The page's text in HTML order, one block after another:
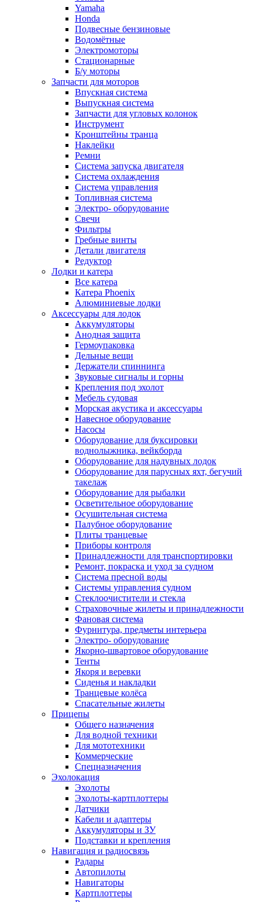
Yamaha
Honda
Подвесные бензиновые
Водомётные
Электромоторы
Стационарные
Б/у моторы
Запчасти для моторов
Впускная система
Выпускная система
Запчасти для угловых колонок
Инструмент
Кронштейны транца
Наклейки
Ремни
Система запуска двигателя
Система охлаждения
Система управления
Топливная система
Электро- оборудование
Свечи
Фильтры
Гребные винты
Детали двигателя
Редуктор
Лодки и катера
Все катера
Катера Phoenix
Алюминиевые лодки
Аксессуары для лодок
Аккумуляторы
Анодная защита
Гермоупаковка
Дельные вещи
Держатели спиннинга
Звуковые сигналы и горны
Крепления под эхолот
Мебель судовая
Морская акустика и аксессуары
Навесное оборудование
Насосы
Оборудование для буксировки
воднолыжника, вейкборда
Оборудование для надувных лодок
Оборудование для парусных яхт, бегучий
такелаж
Оборудование для рыбалки
Осветительное оборудование
Осушительная система
Палубное оборудование
Плиты транцевые
Приборы контроля
Принадлежности для транспортировки
Ремонт, покраска и уход за судном
Система пресной воды
Системы управления судном
Стеклоочистители и стекла
Страховочные жилеты и принадлежности
Фановая система
Фурнитура, предметы интерьера
Электро- оборудование
Якорно-швартовое оборудование
Тенты
Якоря и веревки
Сиденья и накладки
Транцевые колёса
Спасательные жилеты
Прицепы
Общего назначения
Для водной техники
Для мототехники
Коммерческие
Спецназначения
Эхолокация
Эхолоты
Эхолоты-картплоттеры
Датчики
Кабели и адаптеры
Аккумуляторы и ЗУ
Подставки и крепления
Навигация и радиосвязь
Радары
Автопилоты
Навигаторы
Картплоттеры